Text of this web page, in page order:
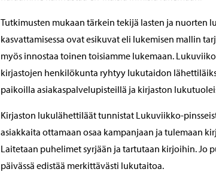
Tutkimusten mukaan tärkein tekijä lasten ja nuorten
kasvattamisessa ovat esikuvat eli lukemisen mallin
myös innostaa toinen toisiamme lukemaan.
kirjastojen henkilökunta ryhtyy lukutaidon
paikoilla asiakaspalvelupisteillä ja kirjaston
Kirjaston lukulähettiläät tunnistat Lukuviikko-
asiakkaita ottamaan osaa kampanjaan ja tulemaan
Laitetaan puhelimet syrjään ja tartutaan kirjoihin. Jo
päivässä edistää merkittävästi lukutaitoa.